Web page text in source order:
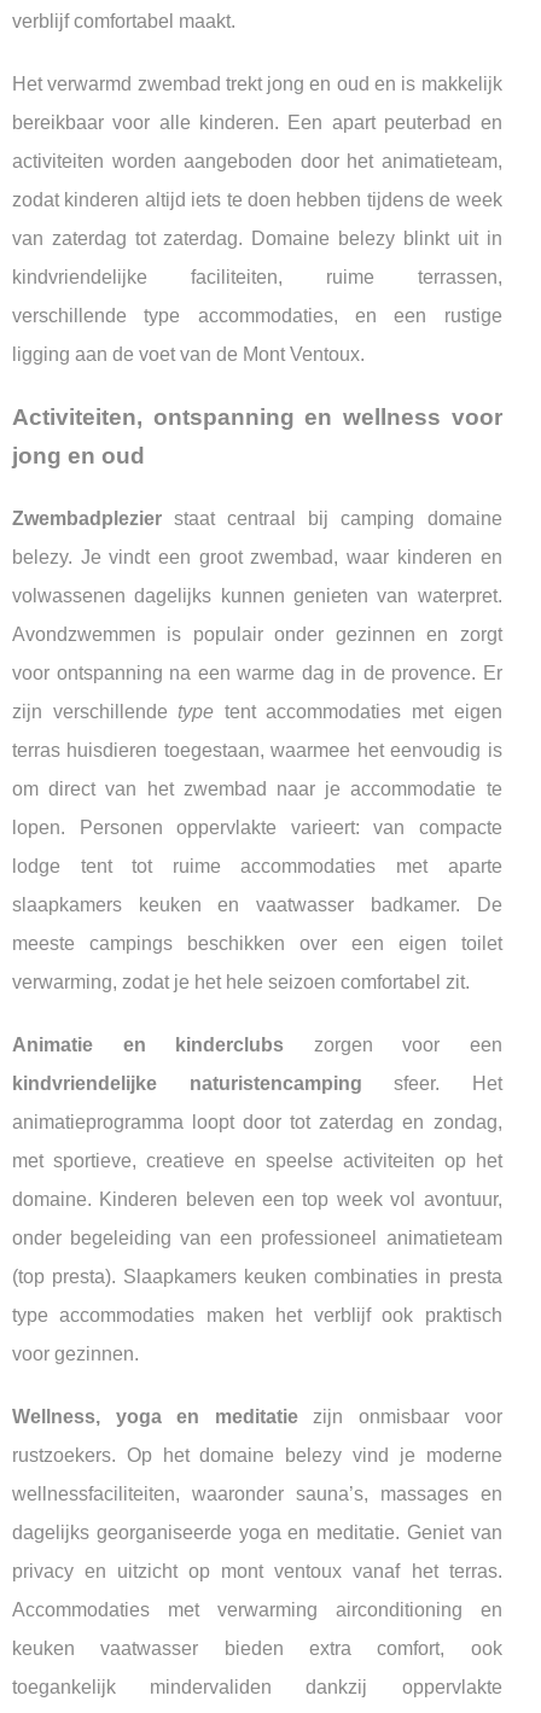
verblijf comfortabel maakt.
Het verwarmd zwembad trekt jong en oud en is makkelijk
bereikbaar voor alle kinderen. Een apart peuterbad en
activiteiten worden aangeboden door het animatieteam,
zodat kinderen altijd iets te doen hebben tijdens de week
van zaterdag tot zaterdag. Domaine belezy blinkt uit in
kindvriendelijke faciliteiten, ruime terrassen,
verschillende type accommodaties, en een rustige
ligging aan de voet van de Mont Ventoux.
Activiteiten, ontspanning en wellness voor
jong en oud
Zwembadplezier staat centraal bij camping domaine
belezy. Je vindt een groot zwembad, waar kinderen en
volwassenen dagelijks kunnen genieten van waterpret.
Avondzwemmen is populair onder gezinnen en zorgt
voor ontspanning na een warme dag in de provence. Er
zijn verschillendetype tent accommodaties met eigen
terras huisdieren toegestaan, waarmee het eenvoudig is
om direct van het zwembad naar je accommodatie te
lopen. Personen oppervlakte varieert: van compacte
lodge tent tot ruime accommodaties met aparte
slaapkamers keuken en vaatwasser badkamer. De
meeste campings beschikken over een eigen toilet
verwarming, zodat je het hele seizoen comfortabel zit.
Animatie en kinderclubs zorgen voor een
kindvriendelijke naturistencamping sfeer. Het
animatieprogramma loopt door tot zaterdag en zondag,
met sportieve, creatieve en speelse activiteiten op het
domaine. Kinderen beleven een top week vol avontuur,
onder begeleiding van een professioneel animatieteam
(top presta). Slaapkamers keuken combinaties in presta
type accommodaties maken het verblijf ook praktisch
voor gezinnen.
Wellness, yoga en meditatiezijn onmisbaar voor
rustzoekers. Op het domaine belezy vind je moderne
wellnessfaciliteiten, waaronder sauna’s, massages en
dagelijks georganiseerde yoga en meditatie. Geniet van
privacy en uitzicht op mont ventoux vanaf het terras.
Accommodaties met verwarming airconditioning en
keuken vaatwasser bieden extra comfort, ook
toegankelijk mindervaliden dankzij oppervlakte